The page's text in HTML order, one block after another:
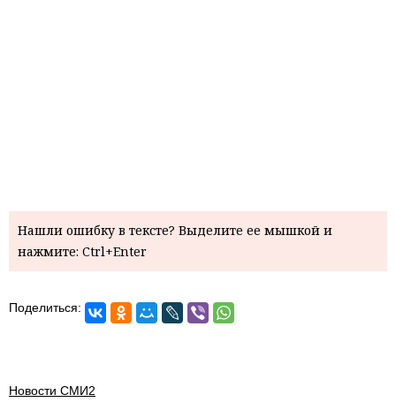
Нашли ошибку в тексте? Выделите ее мышкой и
нажмите: Ctrl+Enter
Поделиться:
Новости СМИ2